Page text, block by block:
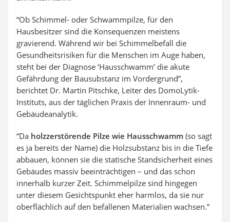
“Ob Schimmel- oder Schwammpilze, für den
Hausbesitzer sind die Konsequenzen meistens
gravierend. Während wir bei Schimmelbefall die
Gesundheitsrisiken für die Menschen im Auge haben,
steht bei der Diagnose ‘Hausschwamm’ die akute
Gefährdung der Bausubstanz im Vordergrund”,
berichtet Dr. Martin Pitschke, Leiter des DomoLytik-
Instituts, aus der täglichen Praxis der Innenraum- und
Gebäudeanalytik.
“Da holzzerstörende Pilze wie Hausschwamm (so sagt
es ja bereits der Name) die Holzsubstanz bis in die Tiefe
abbauen, können sie die statische Standsicherheit eines
Gebäudes massiv beeinträchtigen – und das schon
innerhalb kurzer Zeit. Schimmelpilze sind hingegen
unter diesem Gesichtspunkt eher harmlos, da sie nur
oberflächlich auf den befallenen Materialien wachsen.”